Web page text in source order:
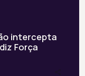
intercepta
Força